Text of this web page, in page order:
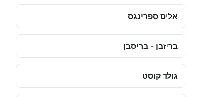
אליס ספרינגס
בריזבן - בריסבן
גולד קוסט